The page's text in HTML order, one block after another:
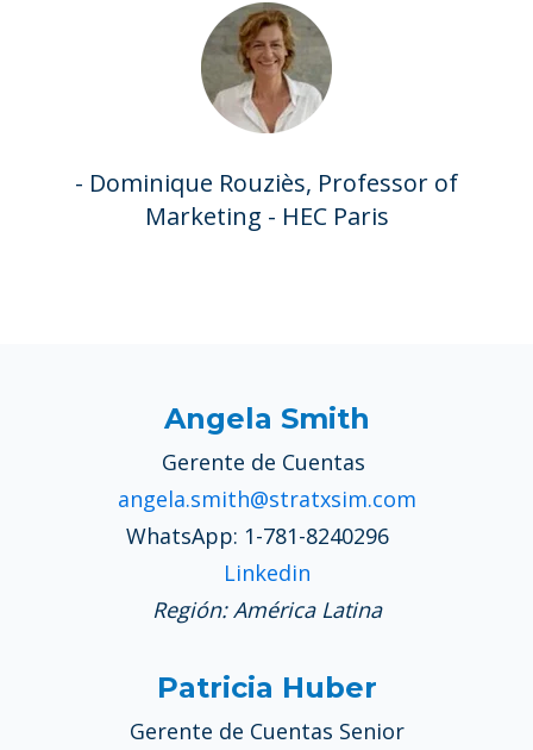
- Dominique Rouziès, Professor of
Marketing - HEC Paris
Angela Smith
Gerente de Cuentas
angela.smith@stratxsim.com
WhatsApp: 1-781-8240296
Linkedin
Región: América Latina
Patricia Huber
Gerente de Cuentas Senior